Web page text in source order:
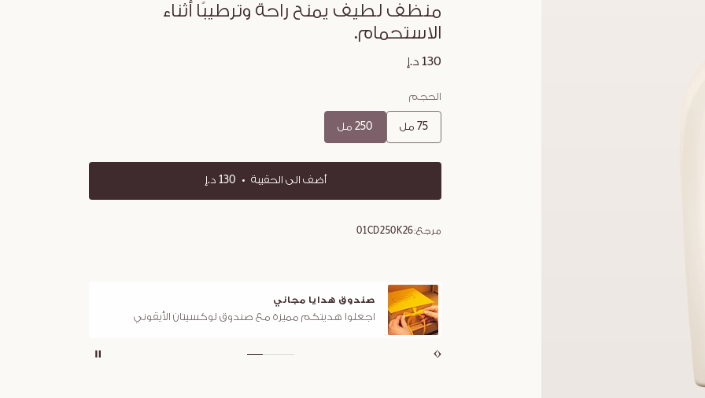
منظف لطيف يمنح راحة وترطيبًا أثناء
الاستحمام.
130 د.إ
الحجم
75 مل 250 مل
أضف الى الحقيبة 130 د.إ
مرجع:01CD250K26
صندوق هدايا مجاني
اجعلوا هديتكم مميزة مع صندوق لوكسيتان الأيقوني